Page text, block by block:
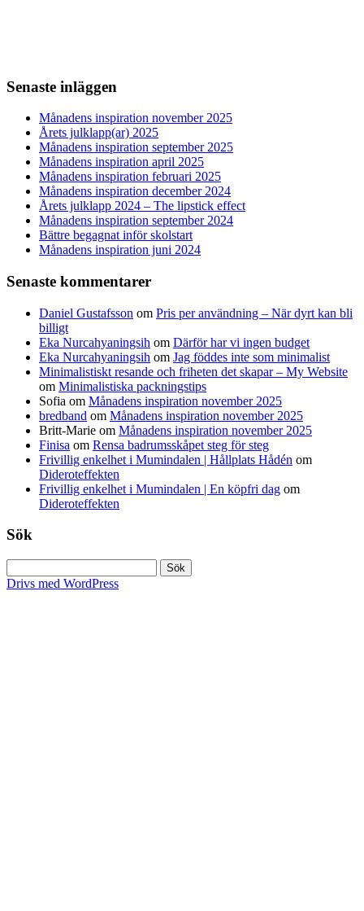
Senaste inläggen
Månadens inspiration november 2025
Årets julklapp(ar) 2025
Månadens inspiration september 2025
Månadens inspiration april 2025
Månadens inspiration februari 2025
Månadens inspiration december 2024
Årets julklapp 2024 – The lipstick effect
Månadens inspiration september 2024
Bättre begagnat inför skolstart
Månadens inspiration juni 2024
Senaste kommentarer
Daniel Gustafsson om Pris per användning – När dyrt kan bli
billigt
Eka Nurcahyaningsih om Därför har vi ingen budget
Eka Nurcahyaningsih om Jag föddes inte som minimalist
Minimalistiskt resande och friheten det skapar – My Website
om Minimalistiska packningstips
Sofia om Månadens inspiration november 2025
bredband om Månadens inspiration november 2025
Britt-Marie om Månadens inspiration november 2025
Finisa om Rensa badrumsskåpet steg för steg
Frivillig enkelhet i Mumindalen | Hållplats Hådén om
Dideroteffekten
Frivillig enkelhet i Mumindalen | En köpfri dag om
Dideroteffekten
Sök
efter:
Drivs med WordPress